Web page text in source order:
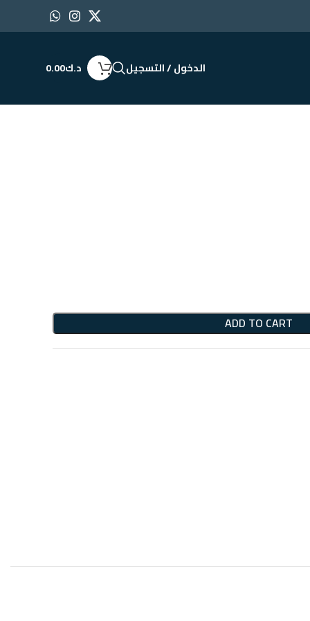
الدخول / التسجيل د.ك0.00
ADD TO CART